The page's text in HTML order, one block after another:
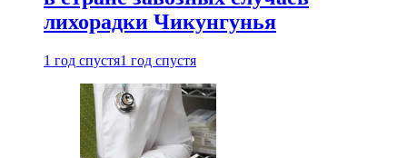
лихорадки Чикунгунья
1 год спустя1 год спустя